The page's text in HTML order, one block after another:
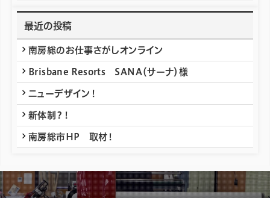
最近の投稿
南房総のお仕事さがしオンライン
Brisbane Resorts SANA（サーナ）様
ニューデザイン！
新体制？！
南房総市HP 取材！